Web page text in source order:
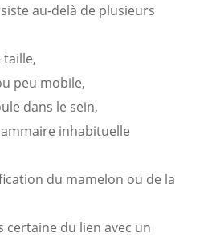
au-delà de plusieurs
taille,
peu mobile,
dans le sein,
inhabituelle
du mamelon ou de la
certaine du lien avec un